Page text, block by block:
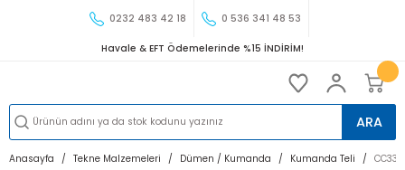
0232 483 42 18 0 536 341 48 53
Havale & EFT Ödemelerinde %15 İNDİRİM!
ARA
Anasayfa Tekne Malzemeleri Dümen / Kumanda Kumanda Teli